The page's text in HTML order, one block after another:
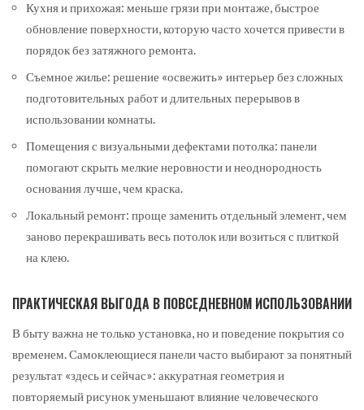
Кухня и прихожая: меньше грязи при монтаже, быстрое
обновление поверхности, которую часто хочется привести в
порядок без затяжного ремонта.
Съемное жилье: решение «освежить» интерьер без сложных
подготовительных работ и длительных перерывов в
использовании комнаты.
Помещения с визуальными дефектами потолка: панели
помогают скрыть мелкие неровности и неоднородность
основания лучше, чем краска.
Локальный ремонт: проще заменить отдельный элемент, чем
заново перекрашивать весь потолок или возиться с плиткой
на клею.
ПРАКТИЧЕСКАЯ ВЫГОДА В ПОВСЕДНЕВНОМ ИСПОЛЬЗОВАНИИ
В быту важна не только установка, но и поведение покрытия со
временем. Самоклеющиеся панели часто выбирают за понятный
результат «здесь и сейчас»: аккуратная геометрия и
повторяемый рисунок уменьшают влияние человеческого